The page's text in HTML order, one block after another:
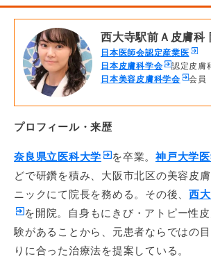
西大寺駅前Ａ皮膚科
日本医師会認定産業医
日本皮膚科学会
認定皮膚
日本美容皮膚科学会
会員
プロフィール・来歴
奈良県立医科大学 を卒業。 神戸大学
どで研鑽を積み、大阪市北区の美容皮
ニックにて院長を務める。その後、 西
を開院。自身もにきび・アトピー性
験があることから、元患者ならではの
りに合った治療法を提案している。